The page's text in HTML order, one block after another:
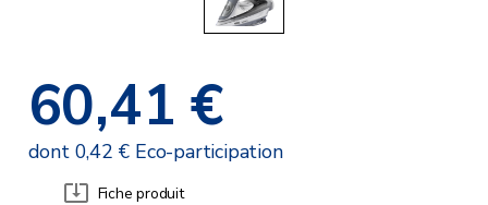
60,41 €
dont 0,42 € Eco-participation
Fiche produit